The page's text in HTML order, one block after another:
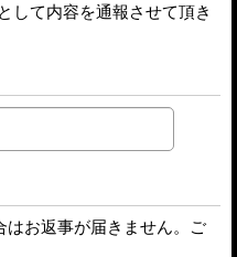
して内容を通報させて頂き
はお返事が届きません。ご